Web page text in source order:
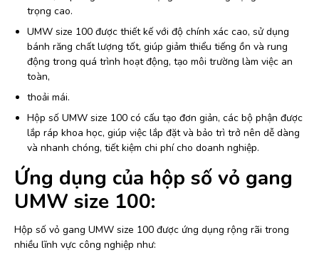
trọng cao.
UMW size 100 được thiết kế với độ chính xác cao, sử dụng
bánh răng chất lượng tốt, giúp giảm thiểu tiếng ồn và rung
động trong quá trình hoạt động, tạo môi trường làm việc an
toàn,
thoải mái.
Hộp số UMW size 100 có cấu tạo đơn giản, các bộ phận được
lắp ráp khoa học, giúp việc lắp đặt và bảo trì trở nên dễ dàng
và nhanh chóng, tiết kiệm chi phí cho doanh nghiệp.
Ứng dụng của hộp số vỏ gang
UMW size 100:
Hộp số vỏ gang UMW size 100 được ứng dụng rộng rãi trong
nhiều lĩnh vực công nghiệp như: